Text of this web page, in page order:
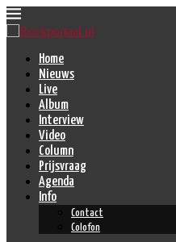
Home
Nieuws
Live
Album
Interview
Video
Column
Prijsvraag
Agenda
Info
Contact
Colofon